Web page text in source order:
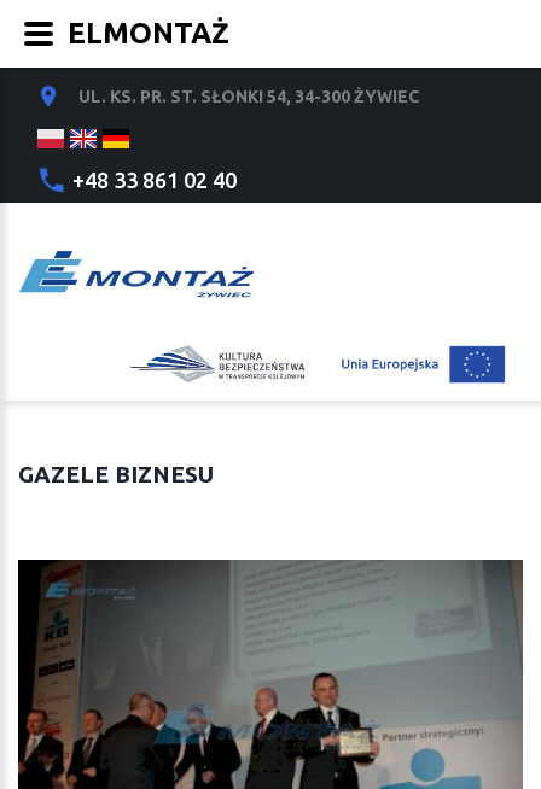
UL. KS. PR. ST. SŁONKI 54, 34-300 ŻYWIEC
+48 33 861 02 40
GAZELE BIZNESU
ELMONTAŻ